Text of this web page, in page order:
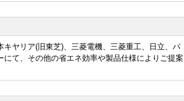
ヤリア(旧東芝)、三菱電機、三菱重工、日立、パ
て、その他の省エネ効率や製品仕様によりご提案